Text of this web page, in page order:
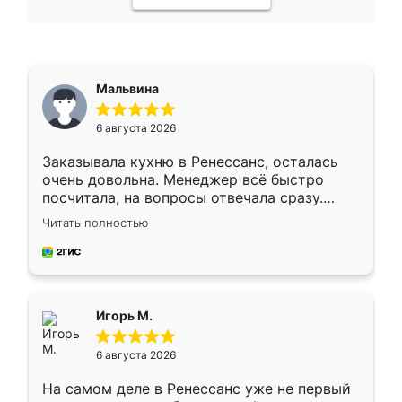
Мальвина
6 августа 2026
Заказывала кухню в Ренессанс, осталась
очень довольна. Менеджер всё быстро
посчитала, на вопросы отвечала сразу.
Замерщик приехал в субботу, подошёл к
делу со всей ответственностью. Собрали
за день, ребята работали аккуратно, даже
Читать полностью
Игорь М.
6 августа 2026
На самом деле в Ренессанс уже не первый